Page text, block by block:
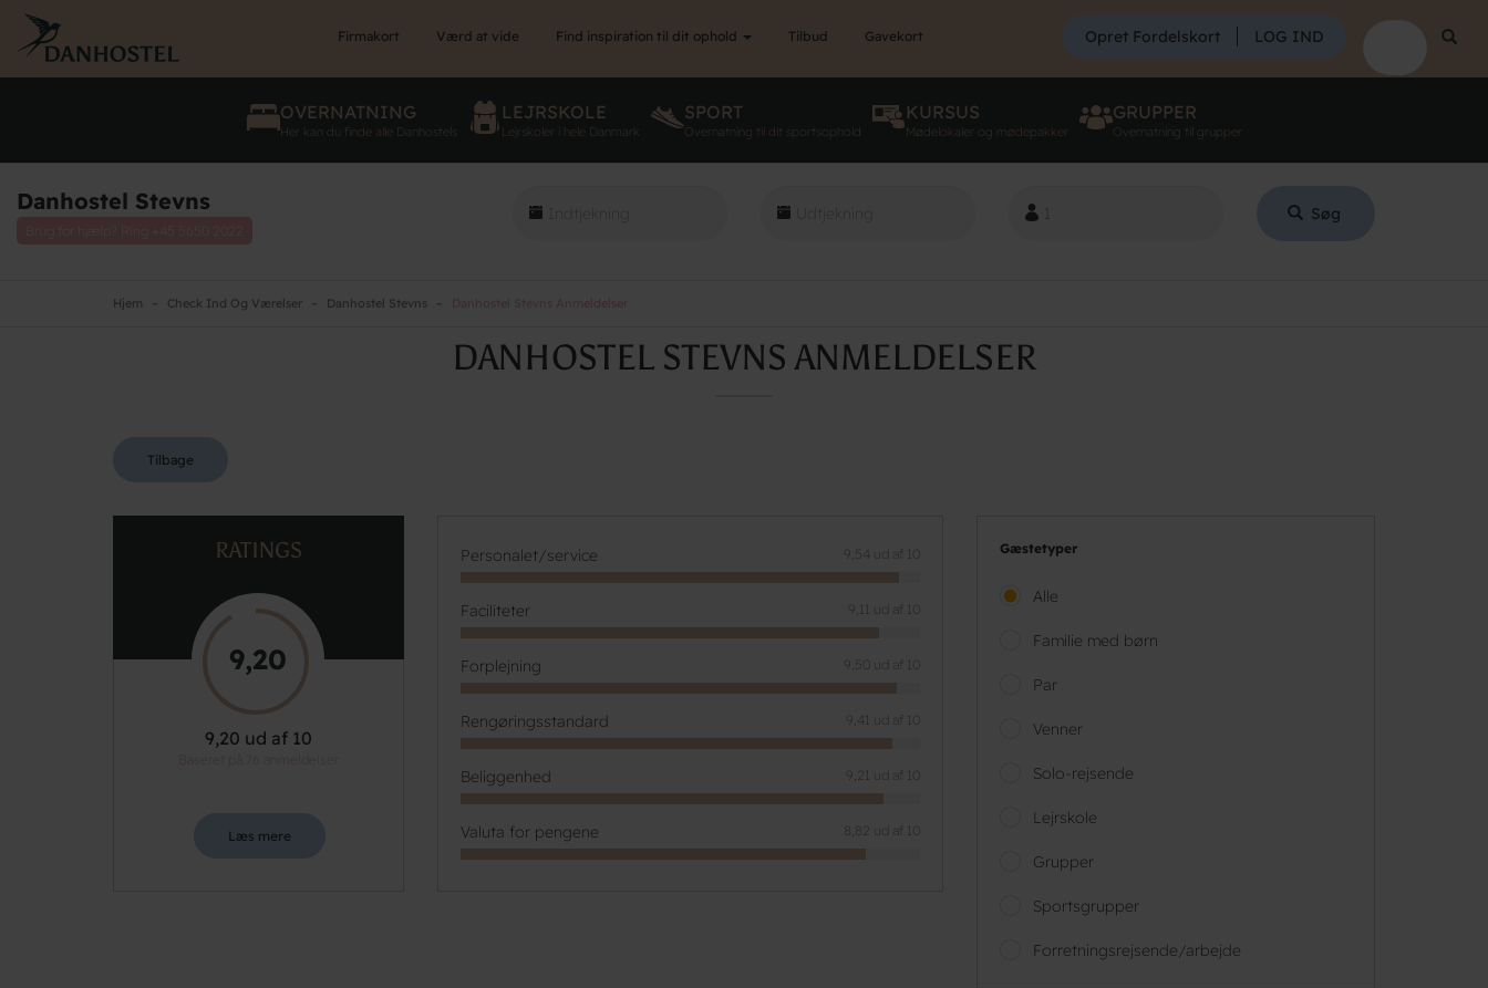
main
content
SØG
Søg
Opret Fordelskort LOG IND
Firmakort Værd at vide Find inspiration til dit ophold Tilbud Gavekort
OVERNATNING
Her kan du finde alle Danhostels
LEJRSKOLE
Lejrskoler i hele Danmark
SPORT
Overnatning til dit sportsophold
KURSUS
Mødelokaler og mødepakker
GRUPPER
Overnatning til grupper
Danhostel Stevns Søg
Hjem Check Ind Og Værelser Danhostel Stevns
DANHOSTEL STEVNS ANMELDELSER
Tilbage
RATINGS
9,20
9,20 ud af 10
Læs mere
Personalet/service 9,54 ud af 10
Faciliteter 9,11 ud af 10
Forplejning 9,50 ud af 10
Rengøringsstandard 9,41 ud af 10
Beliggenhed 9,21 ud af 10
Valuta for pengene 8,82 ud af 10
Gæstetyper
Alle
Familie med børn
Par
Venner
Solo-rejsende
Lejrskole
Grupper
Sportsgrupper
Forretningsrejsende/arbejde